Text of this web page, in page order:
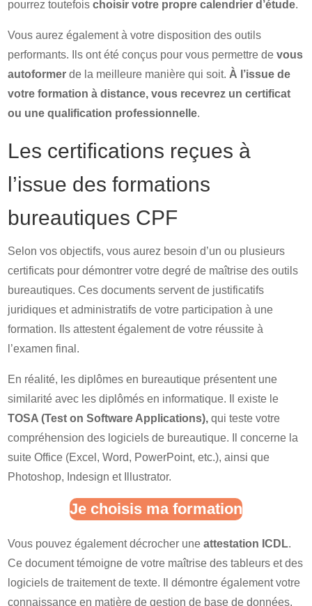
pourrez toutefoischoisir votre propre calendrier d’étude.
Vous aurez également à votre disposition des outils
performants. Ils ont été conçus pour vous permettre devous
autoformer de la meilleure manière qui soit. À l’issue de
votre formation à distance, vous recevrez un certificat
ou une qualification professionnelle.
Les certifications reçues à
l’issue des formations
bureautiques CPF
Selon vos objectifs, vous aurez besoin d’un ou plusieurs
certificats pour démontrer votre degré de maîtrise des outils
bureautiques. Ces documents servent de justificatifs
juridiques et administratifs de votre participation à une
formation. Ils attestent également de votre réussite à
l’examen final.
En réalité, les diplômes en bureautique présentent une
similarité avec les diplômés en informatique. Il existe le
TOSA (Test on Software Applications), qui teste votre
compréhension des logiciels de bureautique. Il concerne la
suite Office (Excel, Word, PowerPoint, etc.), ainsi que
Photoshop, Indesign et Illustrator.
Je choisis ma formation
Vous pouvez également décrocher uneattestation ICDL.
Ce document témoigne de votre maîtrise des tableurs et des
logiciels de traitement de texte. Il démontre également votre
connaissance en matière de gestion de base de données,